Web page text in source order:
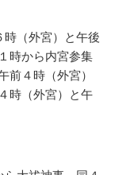
時（外宮）と午後
時から内宮参集
前４時（外宮）
時（外宮）と午